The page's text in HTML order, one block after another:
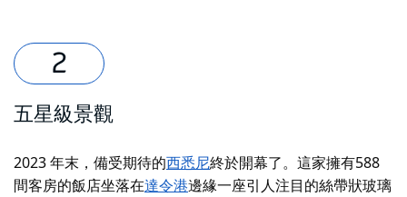
五星級景觀
2023 年末，備受期待的西悉尼終於開幕了。這家擁有588
間客房的飯店坐落在達令港邊緣一座引人注目的絲帶狀玻璃